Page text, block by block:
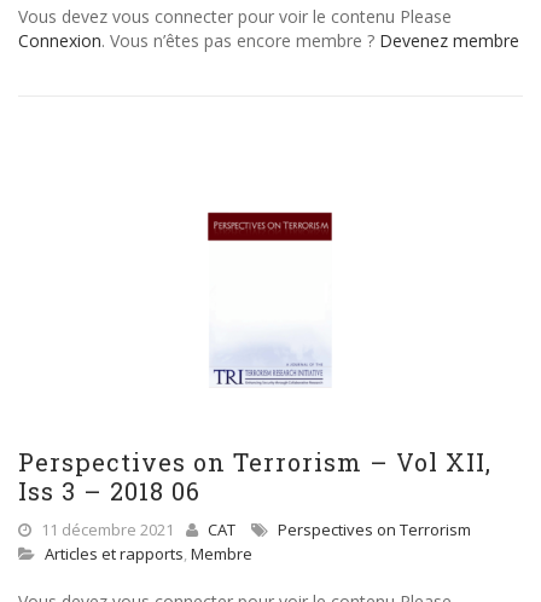
Vous devez vous connecter pour voir le contenu Please
Connexion. Vous n’êtes pas encore membre ? Devenez membre
Perspectives on Terrorism – Vol XII,
Iss 3 – 2018 06
11 décembre 2021 CAT
Perspectives on Terrorism
Articles et rapports, Membre